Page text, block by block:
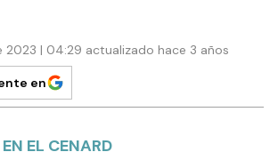
2023 | 04:29 actualizado hace 3 años
en
EL CENARD